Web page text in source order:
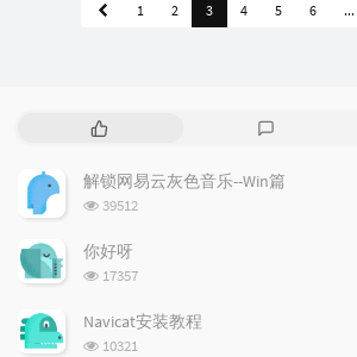
1 2 3 4 5 6 ...
热
文
章
评
论
解锁网易云灰色音乐--Win篇
浏览次数:
39512
你好呀
浏览次数:
17357
Navicat安装教程
浏览次数:
10321